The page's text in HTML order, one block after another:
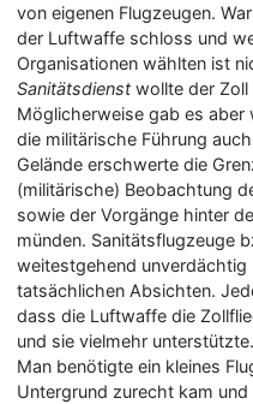
von eigenen Flugzeugen.
der Luftwaffe schloss und
Organisationen wählten ist
Sanitätsdienst wollte der
Möglicherweise gab es aber
die militärische Führung
Gelände erschwerte die
(militärische) Beobachtung
sowie der Vorgänge hinter
münden. Sanitätsflugzeuge
weitestgehend unverdächtig
tatsächlichen Absichten.
dass die Luftwaffe die
und sie vielmehr unterstützte.
Man benötigte ein kleines
Untergrund zurecht kam